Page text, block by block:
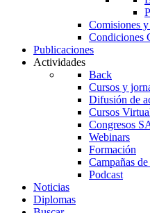
Comisiones y
Condiciones
Publicaciones
Actividades
Back
Cursos y
Difusión de
Cursos
Congresos
Webinars
Formación
Campañas
Podcast
Noticias
Diplomas